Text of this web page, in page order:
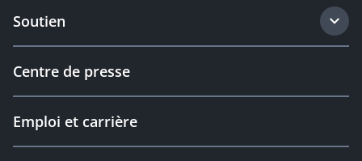
Soutien
Centre de presse
Emploi et carrière